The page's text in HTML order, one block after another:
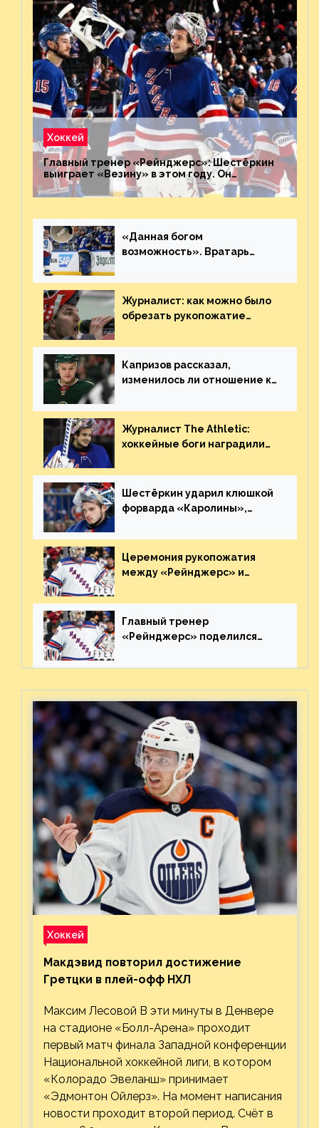
Хоккей
Главный тренер «Рейнджерс»: Шестёркин
выиграет «Везину» в этом году. Он
невероятен
«Данная богом
возможность». Вратарь
броске бутылкой в Кадри
Журналист: как можно было
обрезать рукопожатие
Плохая работа, ESPN
Капризов рассказал,
изменилось ли отношение к
Украине
Журналист The Athletic:
хоккейные боги наградили
великолепную игру
Шестёркин ударил клюшкой
форварда «Каролины»,
пятаке. Видео
Церемония рукопожатия
между «Рейнджерс» и
матча плей-офф. Видео
Главный тренер
«Рейнджерс» поделился
предстоящего финала
Хоккей
Макдэвид повторил достижение
Гретцки в плей-офф НХЛ
Максим Лесовой В эти минуты в Денвере
на стадионе «Болл-Арена» проходит
первый матч финала Западной конференции
Национальной хоккейной лиги, в котором
«Колорадо Эвеланш» принимает
«Эдмонтон Ойлерз». На момент написания
новости проходит второй период. Счёт в